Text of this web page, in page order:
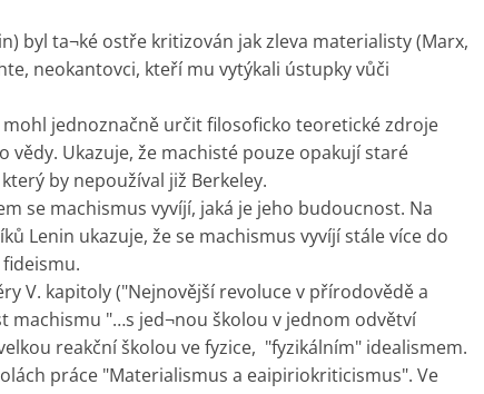
byl ta¬ké ostře kritizován jak zleva materialisty (Marx,
neokantovci, kteří mu vytýkali ústupky vůči
jednoznačně určit filosoficko teoretické zdroje
vědy. Ukazuje, že machisté pouze opakují staré
by nepoužíval již Berkeley.
se machismus vyvíjí, jaká je jeho budoucnost. Na
Lenin ukazuje, že se machismus vyvíjí stále více do
V. kapitoly ("Nejnovější revoluce v přírodovědě a
machismu "…s jed¬nou školou v jednom odvětví
reakční školou ve fyzice, "fyzikálním" idealismem.
práce "Materialismus a eaipiriokriticismus". Ve